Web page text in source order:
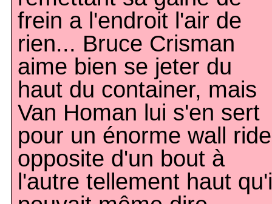
frein a l'endroit l'air de
rien... Bruce Crisman
aime bien se jeter du
haut du container, mais
Van Homan lui s'en sert
pour un énorme wall ride
opposite d'un bout à
l'autre tellement haut